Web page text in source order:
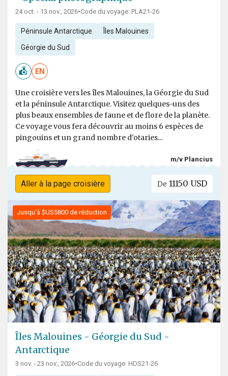
24 oct. - 13 nov., 2026•Code du voyage: PLA21-26
Péninsule Antarctique Îles Malouines
Géorgie du Sud
EN
Une croisière vers les îles Malouines, la Géorgie du Sud
et la péninsule Antarctique. Visitez quelques-uns des
plus beaux ensembles de faune et de flore de la planète.
Ce voyage vous fera découvrir au moins 6 espèces de
pingouins et un grand nombre d'otaries...
m/v Plancius
Aller à la page croisière De 11150 USD
Jusqu'à $US5800 de réduction
Îles Malouines - Géorgie du Sud -
Antarctique
3 nov. - 23 nov., 2026•Code du voyage: HDS21-26